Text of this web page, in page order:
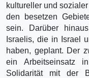
kultureller und
den besetzen
sein. Darüber
Israelis, die in Israel
haben, geplant. Der
ein Arbeitseinsatz
Solidarität mit der